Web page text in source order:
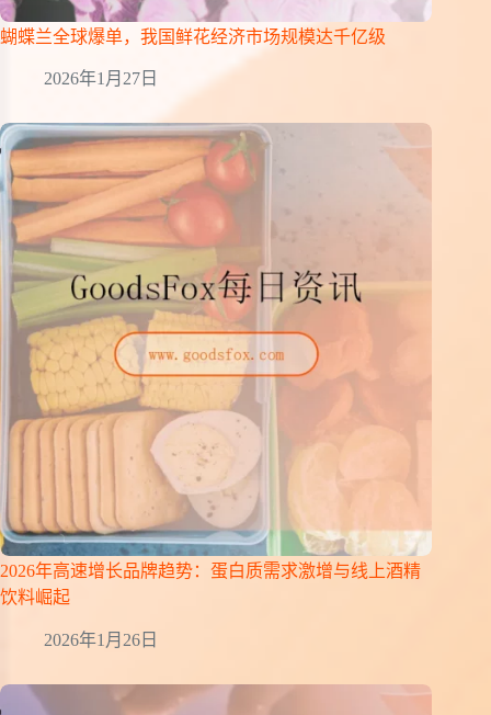
蝴蝶兰全球爆单，我国鲜花经济市场规模达千亿级
2026年1月27日
2026年高速增长品牌趋势：蛋白质需求激增与线上酒精
饮料崛起
2026年1月26日